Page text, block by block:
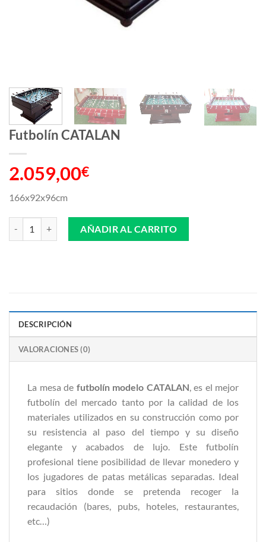
Futbolín CATALAN
2.059,00€
166x92x96cm
Futbolín CATALAN cantidadAÑADIR AL CARRITO
DESCRIPCIÓN
VALORACIONES (0)
La mesa de futbolín modelo CATALAN , es el mejor
futbolín del mercado tanto por la calidad de los
materiales utilizados en su construcción como por
su resistencia al paso del tiempo y su diseño
elegante y acabados de lujo. Este futbolín
profesional tiene posibilidad de llevar monedero y
los jugadores de patas metálicas separadas. Ideal
para sitios donde se pretenda recoger la
recaudación (bares, pubs, hoteles, restaurantes,
etc…)